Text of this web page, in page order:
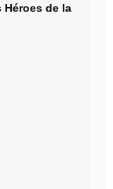
Héroes de la